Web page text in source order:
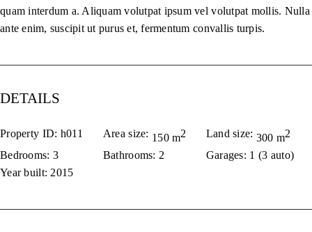
quam interdum a. Aliquam volutpat ipsum vel volutpat mollis. Nulla
ante enim, suscipit ut purus et, fermentum convallis turpis.
DETAILS
Property ID: h011 Area size: 150 m2 Land size: 300 m2
Bedrooms: 3 Bathrooms: 2 Garages: 1 (3 auto)
Year built: 2015